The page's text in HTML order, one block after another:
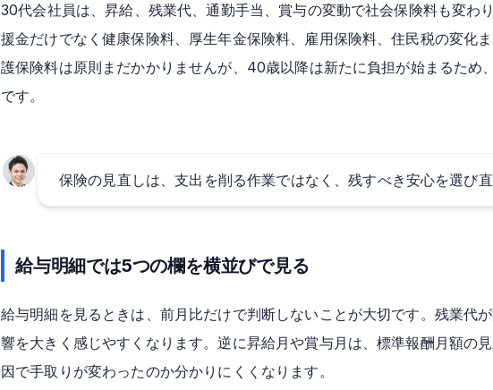
30代会社員は、昇給、残業代、通勤手当、賞与の変動で社会保険料も変わ
援金だけでなく健康保険料、厚生年金保険料、雇用保険料、住民税の変化
護保険料は原則まだかかりませんが、40歳以降は新たに負担が始まるため
です。
保険の見直しは、支出を削る作業ではなく、残すべき安心を選び直
給与明細では5つの欄を横並びで見る
給与明細を見るときは、前月比だけで判断しないことが大切です。残業代
響を大きく感じやすくなります。逆に昇給月や賞与月は、標準報酬月額の
因で手取りが変わったのか分かりにくくなります。